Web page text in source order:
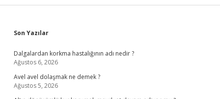
Sidebar
Son Yazılar
Dalgalardan korkma hastalığının adı nedir ?
Ağustos 6, 2026
Avel avel dolaşmak ne demek ?
Ağustos 5, 2026